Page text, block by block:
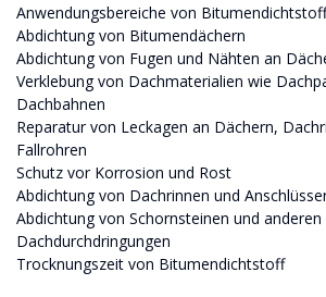
Anwendungsbereiche von
Abdichtung von Bitumendächern
Abdichtung von Fugen und Nähten an
Verklebung von Dachmaterialien wie
Dachbahnen
Reparatur von Leckagen an Dächern,
Fallrohren
Schutz vor Korrosion und Rost
Abdichtung von Dachrinnen und
Abdichtung von Schornsteinen und anderen
Dachdurchdringungen
Trocknungszeit von Bitumendichtstoff